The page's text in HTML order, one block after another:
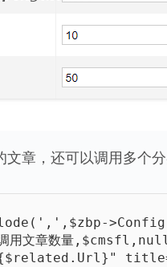
章，还可以调用多个
用文章数量